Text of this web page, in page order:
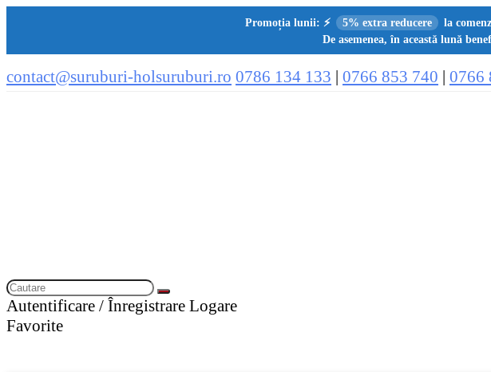
Promoția lunii: ⚡ 5% extra reducere la
De asemenea, în această lună
contact@suruburi-holsuruburi.ro 0786 134 133 | 0766 853 740 | 0766
Autentificare / Înregistrare Logare
Favorite